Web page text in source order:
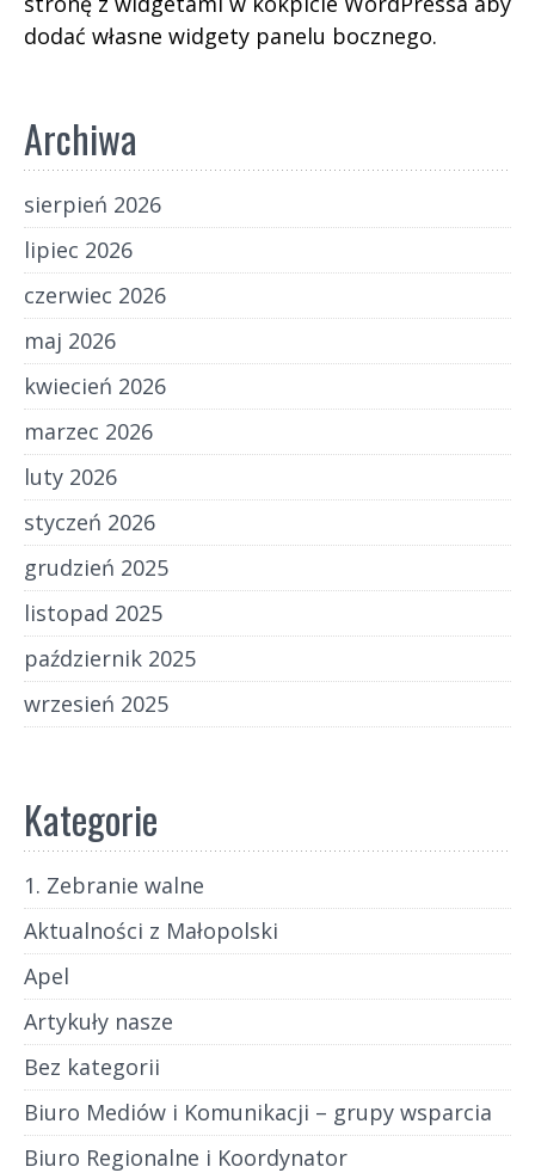
dodać własne widgety panelu bocznego.
Archiwa
sierpień 2026
lipiec 2026
czerwiec 2026
maj 2026
kwiecień 2026
marzec 2026
luty 2026
styczeń 2026
grudzień 2025
listopad 2025
październik 2025
wrzesień 2025
Kategorie
1. Zebranie walne
Aktualności z Małopolski
Apel
Artykuły nasze
Bez kategorii
Biuro Mediów i Komunikacji – grupy wsparcia
Biuro Regionalne i Koordynator